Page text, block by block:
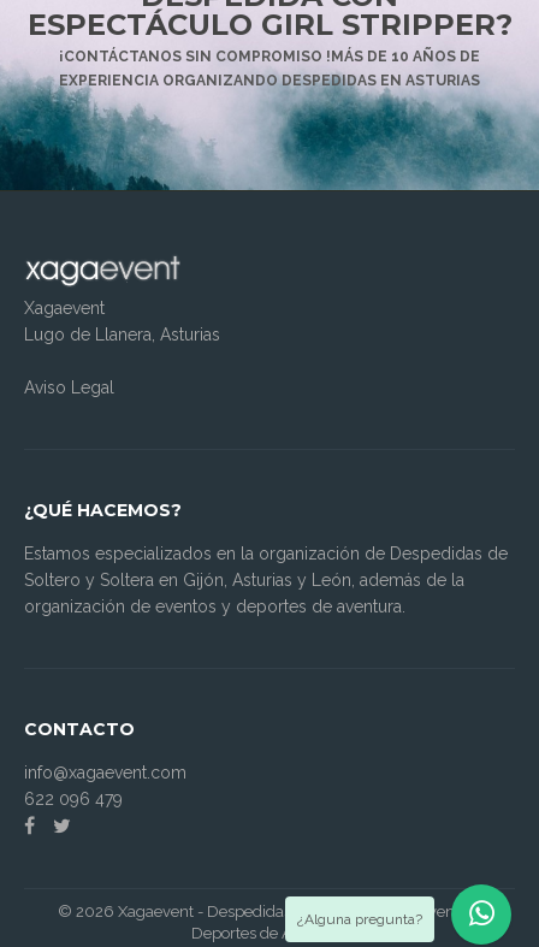
ESPECTÁCULO GIRL STRIPPER?
¡CONTÁCTANOS SIN COMPROMISO !MÁS DE 10 AÑOS DE
EXPERIENCIA ORGANIZANDO DESPEDIDAS EN ASTURIAS
Xagaevent
Lugo de Llanera, Asturias
Aviso Legal
¿QUÉ HACEMOS?
Estamos especializados en la organización de Despedidas de
Soltero y Soltera en Gijón, Asturias y León, además de la
organización de eventos y deportes de aventura.
CONTACTO
info@xagaevent.com
622 096 479
© 2026 Xagaevent - Despedidas Soltero y Soltera· Eventos ·
Deportes de Aventura
¿Alguna pregunta?